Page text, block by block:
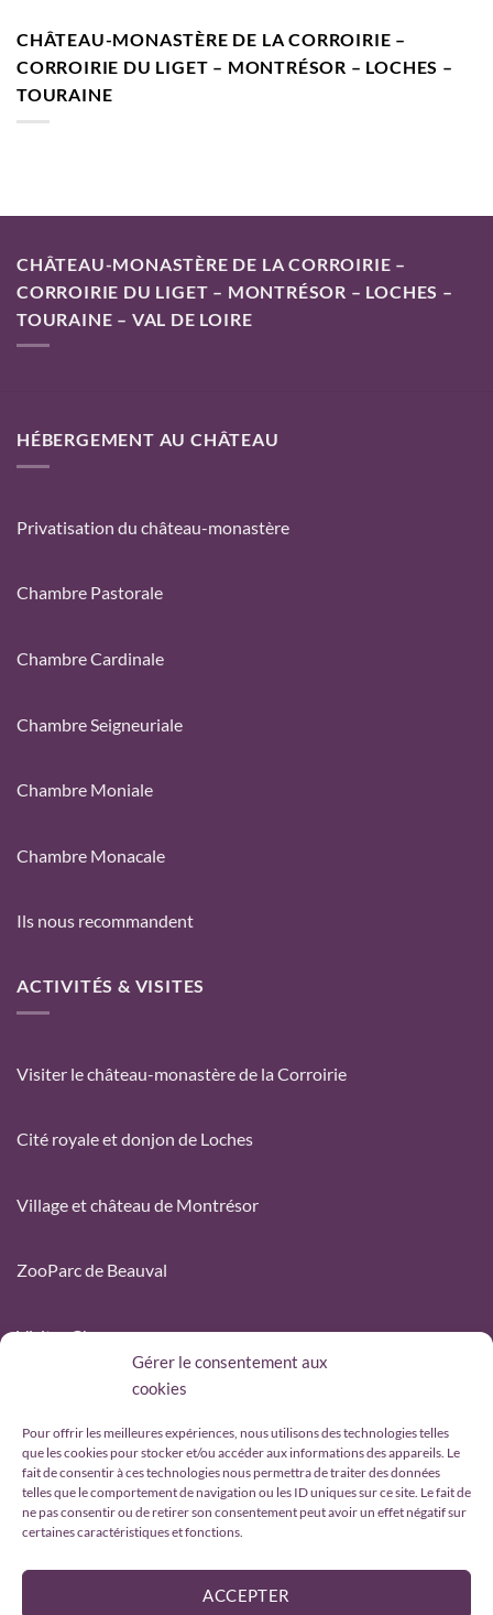
Gérer le consentement aux
cookies
Pour offrir les meilleures expériences, nous utilisons des technologies telles
que les cookies pour stocker et/ou accéder aux informations des appareils. Le
fait de consentir à ces technologies nous permettra de traiter des données
telles que le comportement de navigation ou les ID uniques sur ce site. Le fait de
ne pas consentir ou de retirer son consentement peut avoir un effet négatif sur
certaines caractéristiques et fonctions.
ACCEPTER
CHÂTEAU-MONASTÈRE DE LA CORROIRIE –
CORROIRIE DU LIGET – MONTRÉSOR – LOCHES –
TOURAINE
CHÂTEAU-MONASTÈRE DE LA CORROIRIE –
CORROIRIE DU LIGET – MONTRÉSOR – LOCHES –
TOURAINE – VAL DE LOIRE
HÉBERGEMENT AU CHÂTEAU
Privatisation du château-monastère
Chambre Pastorale
Chambre Cardinale
Chambre Seigneuriale
Chambre Moniale
Chambre Monacale
Ils nous recommandent
ACTIVITÉS & VISITES
Visiter le château-monastère de la Corroirie
Cité royale et donjon de Loches
Village et château de Montrésor
ZooParc de Beauval
Visiter Chenonceau
Activités autour de la Corroirie
Avis vérifiés des hôtes
LES INCONTOURNABLES DU VAL DE LOIRE